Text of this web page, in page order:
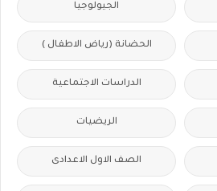
الجيولوجيا
الحضانة (رياض الاطفال )
الدراسات الاجتماعية
الريضيات
الصف الاول الاعدادى